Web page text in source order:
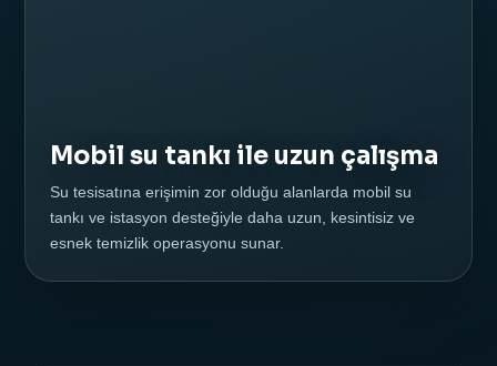
Mobil su tankı ile uzun çalışma
Su tesisatına erişimin zor olduğu alanlarda mobil su
tankı ve istasyon desteğiyle daha uzun, kesintisiz ve
esnek temizlik operasyonu sunar.